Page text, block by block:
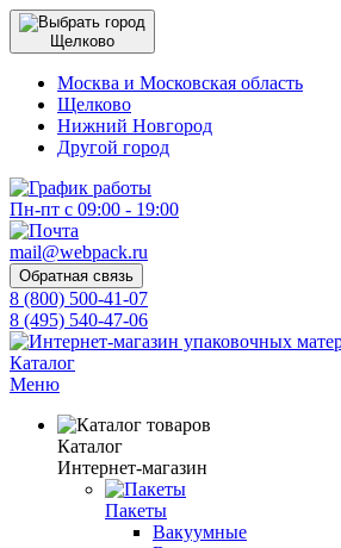
Щелково
Москва и Московская область
Щелково
Нижний Новгород
Другой город
Пн-пт с 09:00 - 19:00
mail@webpack.ru
Обратная связь
8 (800) 500-41-07
8 (495) 540-47-06
Каталог
Меню
Каталог
Интернет-магазин
Пакеты
Вакуумные